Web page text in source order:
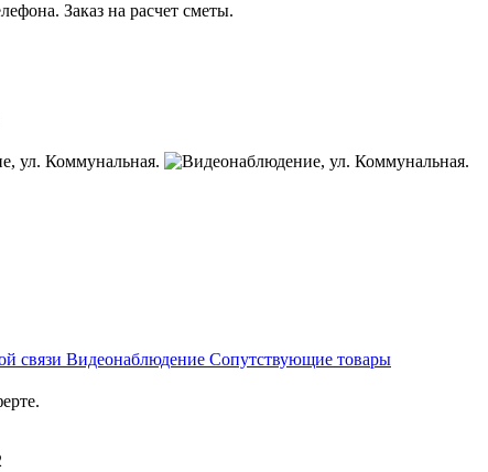
Заказ на расчет сметы.
связи Видеонаблюдение Сопутствующие товары